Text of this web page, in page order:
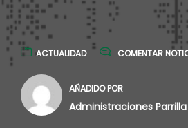
ACTUALIDAD COMENTAR
AÑADIDO POR
Administraciones Parrilla